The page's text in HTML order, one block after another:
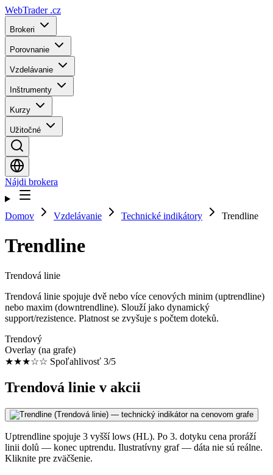
WebTrader .cz
Brokeri
Porovnanie
Vzdelávanie
Inštrumenty
Kurzy
Užitočné
Nájdi brokera
Domov Vzdelávanie Technické indikátory Trendline
Trendline
Trendová linie
Trendová linie spojuje dvě nebo více cenových minim (uptrendline)
nebo maxim (downtrendline). Slouží jako dynamický
support/rezistence. Platnost se zvyšuje s počtem doteků.
Trendový
Overlay (na grafe)
★★★☆☆ Spoľahlivosť 3/5
Trendová linie v akcii
Uptrendline spojuje 3 vyšší lows (HL). Po 3. dotyku cena proráží
linii dolů — konec uptrendu. Ilustratívny graf — dáta nie sú reálne.
Kliknite pre zväčšenie.